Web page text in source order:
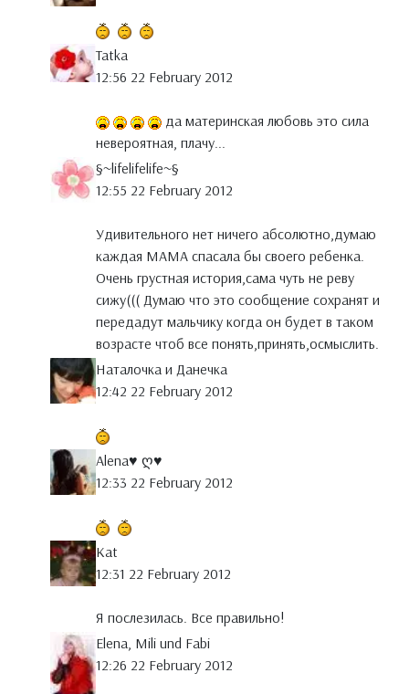
Tatka
12:56 22 February 2012
да материнская любовь это сила
невероятная, плачу...
§~lifelifelife~§
12:55 22 February 2012
Удивительного нет ничего абсолютно,думаю
каждая МАМА спасала бы своего ребенка.
Очень грустная история,сама чуть не реву
сижу((( Думаю что это сообщение сохранят и
передадут мальчику когда он будет в таком
возрасте чтоб все понять,принять,осмыслить.
Наталочка и Данечка
12:42 22 February 2012
Аlena♥ ღ♥
12:33 22 February 2012
Kat
12:31 22 February 2012
Я послезилась. Все правильно!
Elena, Mili und Fabi
12:26 22 February 2012